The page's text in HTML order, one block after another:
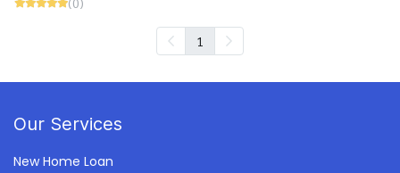
1
Our Services
New Home Loan